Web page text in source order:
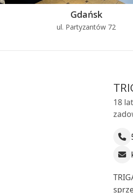
Gdańsk
ul. Partyzantów 72
18